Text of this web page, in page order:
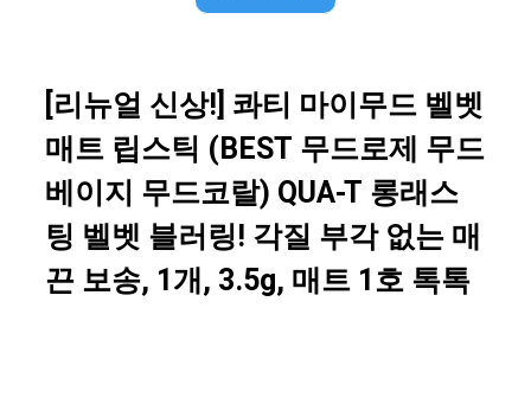
[리뉴얼 신상!] 콰티 마이무드 벨벳
매트 립스틱 (BEST 무드로제 무드
베이지 무드코랄) QUA-T 롱래스
팅 벨벳 블러링! 각질 부각 없는 매
끈 보송, 1개, 3.5g, 매트 1호 톡톡